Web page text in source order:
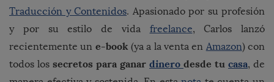
Traducción y Contenidos. Apasionado por su profesión
y por su estilo de vida freelance, Carlos lanzó
recientemente un e-book (ya a la venta en Amazon) con
todos los secretos para ganar dinero desde tu casa, de